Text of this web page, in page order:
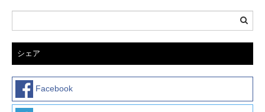
シェア
Facebook